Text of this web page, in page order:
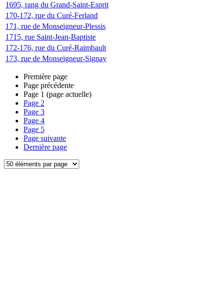
1695, rang du Grand-Saint-Esprit
170-172, rue du Curé-Ferland
171, rue de Monseigneur-Plessis
1715, rue Saint-Jean-Baptiste
172-176, rue du Curé-Raimbault
173, rue de Monseigneur-Signay
Première page
Page précédente
Page 1 (page actuelle)
Page 2
Page 3
Page 4
Page 5
Page suivante
Dernière page